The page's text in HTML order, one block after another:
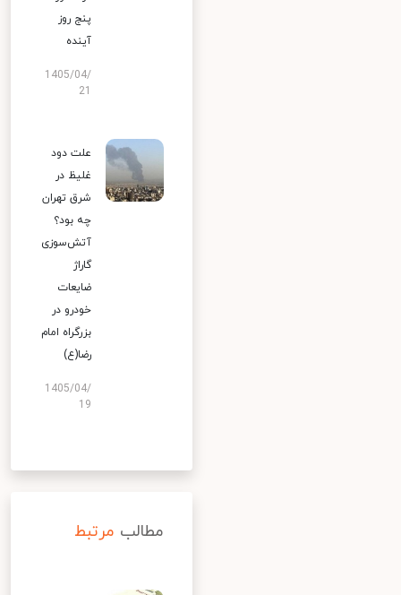
پنج روز
آینده
1405/04/
علت دود
غلیظ در
شرق تهران
چه بود؟
آتش‌سوزی
گاراژ
ضایعات
خودرو در
بزرگراه امام
رضا(ع)
1405/04/
19
مطالب مرتبط